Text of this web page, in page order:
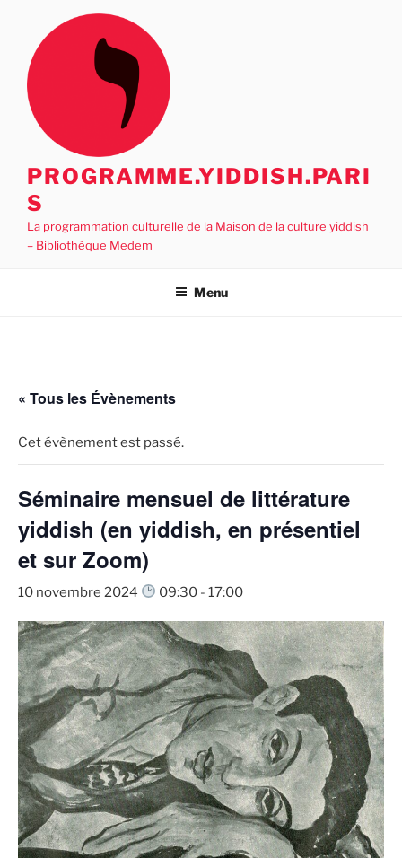
contenu
principal
PROGRAMME.YIDDISH.PARI
S
La programmation culturelle de la Maison de la culture yiddish
– Bibliothèque Medem
Menu
« Tous les Évènements
Cet évènement est passé.
Séminaire mensuel de littérature
yiddish (en yiddish, en présentiel
et sur Zoom)
10 novembre 2024 09:30 -17:00